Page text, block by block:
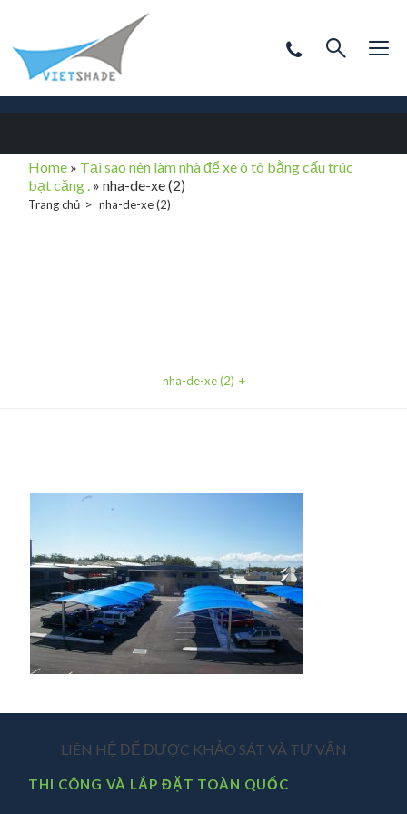
Home » Tại sao nên làm nhà để xe ô tô bằng cấu trúc
bạt căng . »nha-de-xe (2)
Trang chủ nha-de-xe (2)
nha-de-xe (2)
LIÊN HỆ ĐỂ ĐƯỢC KHẢO SÁT VÀ TƯ VẤN
THI CÔNG VÀ LẮP ĐẶT TOÀN QUỐC